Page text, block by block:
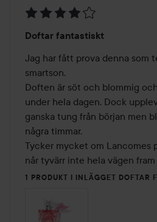
4
av
5
Doftar fantastiskt
Jag har fått prova denna som
smartson.
Doften är söt och blommig
under hela dagen. Dock
ganska tung från början men
några timmar.
Tycker mycket om Lancomes
når tyvärr inte hela vägen
1 PRODUKT I INLÄGGET DOFTAR